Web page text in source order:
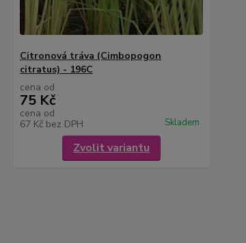
Citronová tráva (Cimbopogon
citratus) - 196C
cena od
75 Kč
cena od
67 Kč bez DPH Skladem
Zvolit variantu